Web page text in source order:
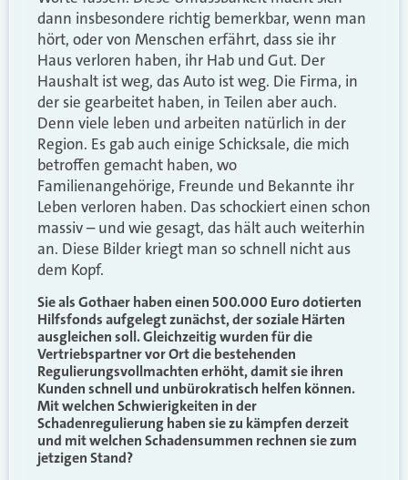
dann insbesondere richtig bemerkbar, wenn man
hört, oder von Menschen erfährt, dass sie ihr
Haus verloren haben, ihr Hab und Gut. Der
Haushalt ist weg, das Auto ist weg. Die Firma, in
der sie gearbeitet haben, in Teilen aber auch.
Denn viele leben und arbeiten natürlich in der
Region. Es gab auch einige Schicksale, die mich
betroffen gemacht haben, wo
Familienangehörige, Freunde und Bekannte ihr
Leben verloren haben. Das schockiert einen schon
massiv – und wie gesagt, das hält auch weiterhin
an. Diese Bilder kriegt man so schnell nicht aus
dem Kopf.
Sie als Gothaer haben einen 500.000 Euro dotierten
Hilfsfonds aufgelegt zunächst, der soziale Härten
ausgleichen soll. Gleichzeitig wurden für die
Vertriebspartner vor Ort die bestehenden
Regulierungsvollmachten erhöht, damit sie ihren
Kunden schnell und unbürokratisch helfen können.
Mit welchen Schwierigkeiten in der
Schadenregulierung haben sie zu kämpfen derzeit
und mit welchen Schadensummen rechnen sie zum
jetzigen Stand?